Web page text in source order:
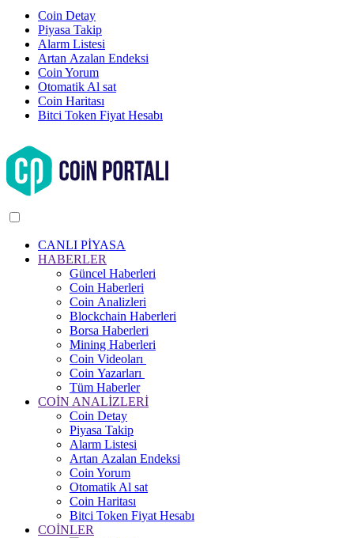
Coin Detay
Piyasa Takip
Alarm Listesi
Artan Azalan Endeksi
Coin Yorum
Otomatik Al sat
Coin Haritası
Bitci Token Fiyat Hesabı
CANLI PİYASA
HABERLER
Güncel Haberleri
Coin Haberleri
Coin Analizleri
Blockchain Haberleri
Borsa Haberleri
Mining Haberleri
Coin Videoları
Coin Yazarları
Tüm Haberler
COİN ANALİZLERİ
Coin Detay
Piyasa Takip
Alarm Listesi
Artan Azalan Endeksi
Coin Yorum
Otomatik Al sat
Coin Haritası
Bitci Token Fiyat Hesabı
COİNLER